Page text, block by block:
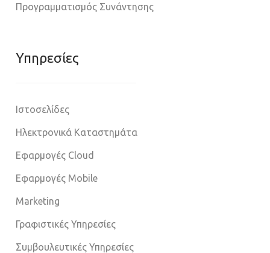
Προγραμματισμός Συνάντησης
Υπηρεσίες
Ιστοσελίδες
Ηλεκτρονικά Καταστημάτα
Εφαρμογές Cloud
Εφαρμογές Mobile
Marketing
Γραφιστικές Υπηρεσίες
Συμβουλευτικές Υπηρεσίες